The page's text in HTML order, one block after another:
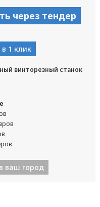
через тендер
1 клик
винторезный станок
ваш город